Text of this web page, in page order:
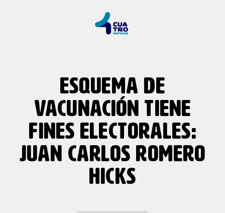
ESQUEMA DE
VACUNACIÓN TIENE
FINES ELECTORALES:
JUAN CARLOS ROMERO
HICKS